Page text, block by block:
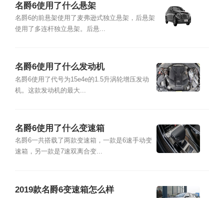
名爵6使用了什么悬架
名爵6的前悬架使用了麦弗逊式独立悬架，后悬架
使用了多连杆独立悬架。后悬...
名爵6使用了什么发动机
名爵6使用了代号为15e4e的1.5升涡轮增压发动
机。这款发动机的最大...
名爵6使用了什么变速箱
名爵6一共搭载了两款变速箱，一款是6速手动变
速箱，另一款是7速双离合变...
2019款名爵6变速箱怎么样